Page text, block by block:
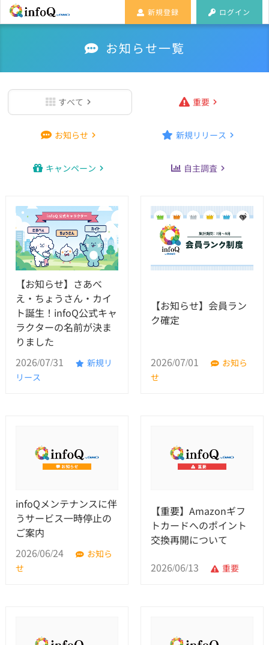
新規登録 ログイン
お知らせ一覧
すべて 重要
お知らせ 新規リリース
キャンペーン 自主調査
【お知らせ】さあべ
え・ちょうさん・カイ
ト誕生！infoQ公式キャ
ラクターの名前が決ま
りました
2026/07/31
新規リ
リース
【お知らせ】会員ラン
ク確定
2026/07/01
お知ら
せ
infoQメンテナンスに伴
うサービス一時停止の
ご案内
2026/06/24
お知ら
せ
【重要】Amazonギフ
トカードへのポイント
交換再開について
2026/06/13
重要